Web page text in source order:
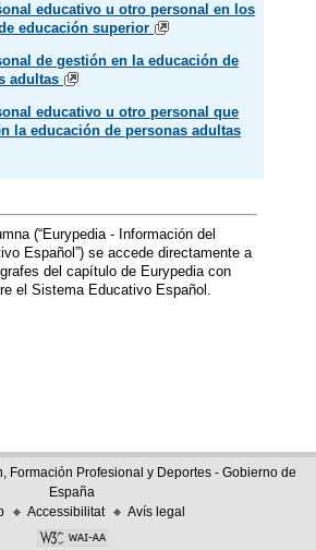
educativo u otro personal en los
educación superior
de gestión en la educación de
adultas
educativo u otro personal que
la educación de personas adultas
(“Eurypedia - Información del
Español”) se accede directamente a
del capítulo de Eurypedia con
el Sistema Educativo Español.
Formación Profesional y Deportes - Gobierno de
España
Accessibilitat Avís legal